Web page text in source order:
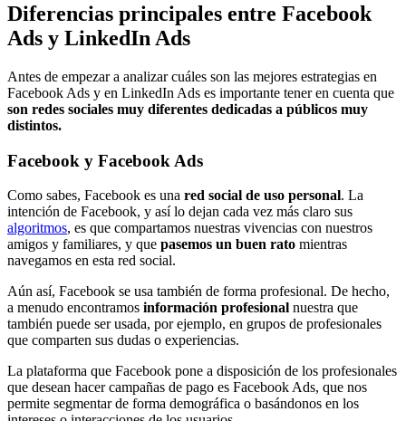
Diferencias principales entre Facebook
Ads y LinkedIn Ads
Antes de empezar a analizar cuáles son las mejores estrategias en
Facebook Ads y en LinkedIn Ads es importante tener en cuenta que
son redes sociales muy diferentes dedicadas a públicos muy
distintos.
Facebook y Facebook Ads
Como sabes, Facebook es una red social de uso personal. La
intención de Facebook, y así lo dejan cada vez más claro sus
algoritmos, es que compartamos nuestras vivencias con nuestros
amigos y familiares, y que pasemos un buen rato mientras
navegamos en esta red social.
Aún así, Facebook se usa también de forma profesional. De hecho,
a menudo encontramos información profesional nuestra que
también puede ser usada, por ejemplo, en grupos de profesionales
que comparten sus dudas o experiencias.
La plataforma que Facebook pone a disposición de los profesionales
que desean hacer campañas de pago es Facebook Ads, que nos
permite segmentar de forma demográfica o basándonos en los